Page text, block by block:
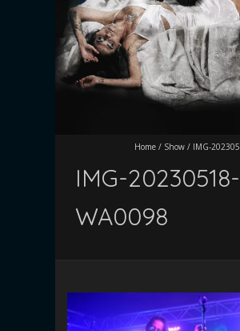
Home / Show / IMG-
IMG-20230518-
WA0098